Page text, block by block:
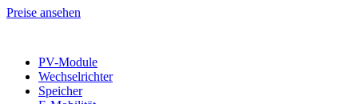
Preise ansehen
PV-Module
Wechselrichter
Speicher